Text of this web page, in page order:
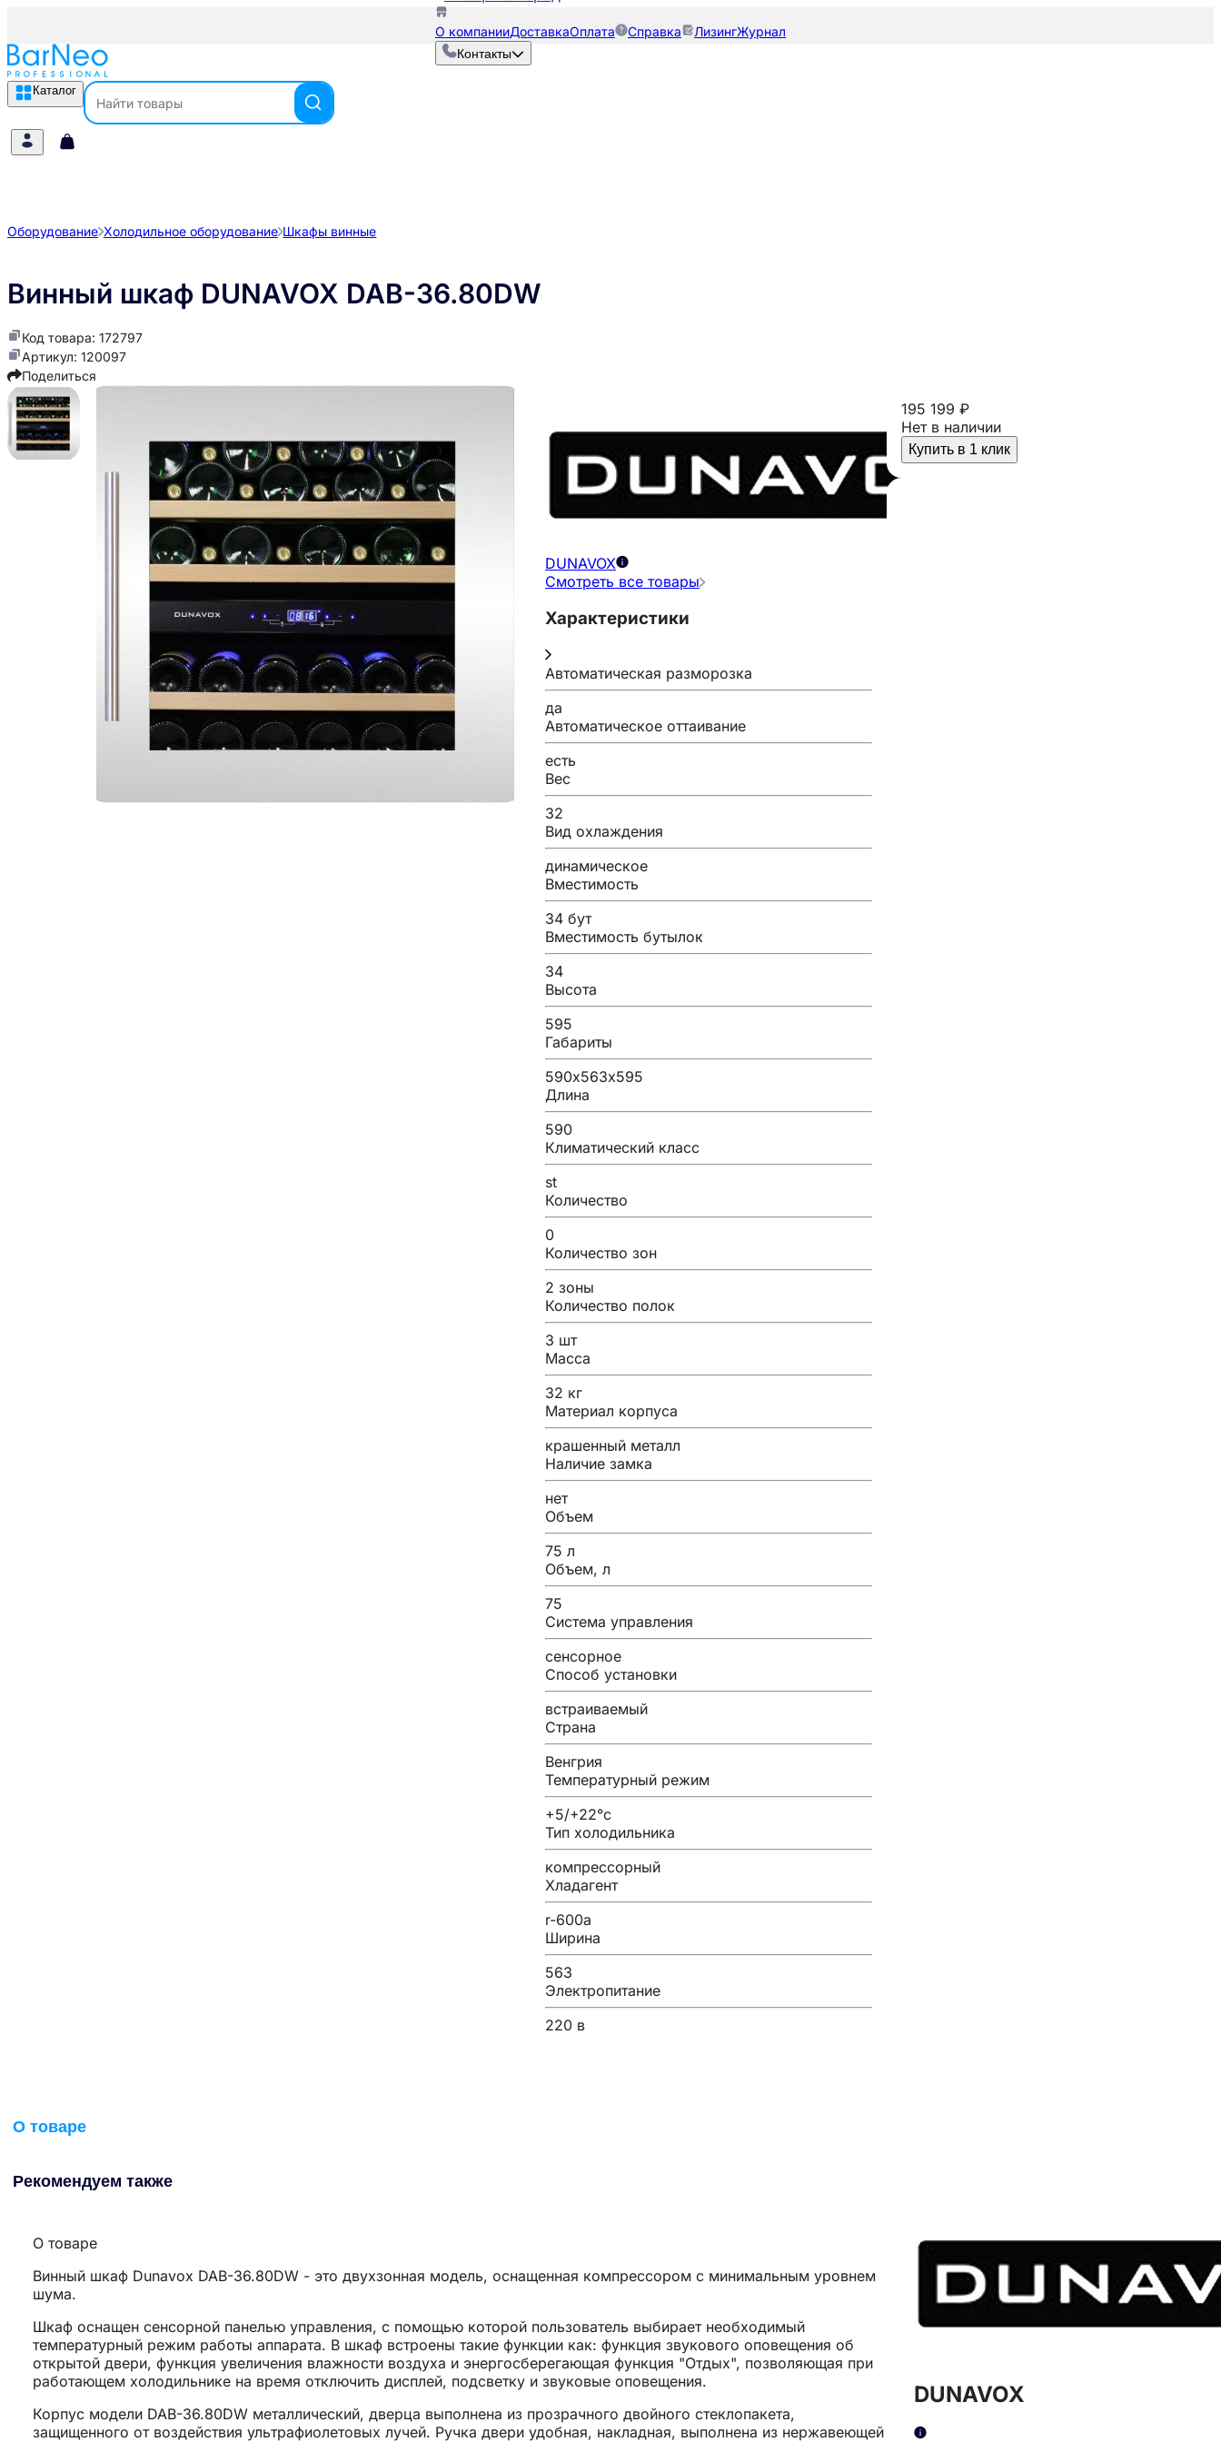
О компанииДоставкаОплата Справка ЛизингЖурнал
Контакты
Каталог
Оборудование Холодильное оборудование Шкафы винные
Винный шкаф DUNAVOX DAB-36.80DW
Код товара: 172797
Артикул: 120097
Поделиться
DUNAVOX
Смотреть все товары
Характеристики
Автоматическая разморозка
да
Автоматическое оттаивание
есть
Вес
32
Вид охлаждения
динамическое
Вместимость
34 бут
Вместимость бутылок
34
Высота
595
Габариты
590х563х595
Длина
590
Климатический класс
st
Количество
0
Количество зон
2 зоны
Количество полок
3 шт
Масса
32 кг
Материал корпуса
крашенный металл
Наличие замка
нет
Объем
75 л
Объем, л
75
Система управления
сенсорное
Способ установки
встраиваемый
Страна
Венгрия
Температурный режим
+5/+22°c
Тип холодильника
компрессорный
Хладагент
r-600a
Ширина
563
Электропитание
220 в
195 199 ₽
Нет в наличии
Купить в 1 клик
О товаре
Рекомендуем также
О товаре
Винный шкаф Dunavox DAB-36.80DW - это двухзонная модель, оснащенная компрессором с минимальным уровнем
шума.
Шкаф оснащен сенсорной панелью управления, с помощью которой пользователь выбирает необходимый
температурный режим работы аппарата. В шкаф встроены такие функции как: функция звукового оповещения об
открытой двери, функция увеличения влажности воздуха и энергосберегающая функция "Отдых", позволяющая при
работающем холодильнике на время отключить дисплей, подсветку и звуковые оповещения.
Корпус модели DAB-36.80DW металлический, дверца выполнена из прозрачного двойного стеклопакета,
защищенного от воздействия ультрафиолетовых лучей. Ручка двери удобная, накладная, выполнена из нержавеющей
DUNAVOX